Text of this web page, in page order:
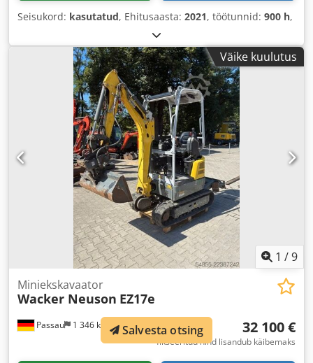
Seisukord: kasutatud, Ehitusaasta: 2021, töötunnid: 900 h,
Väike kuulutus
1 /9
Passau 1 346 km
Miniekskavaator
Wacker Neuson EZ17e
32 100 €
fikseeritud hind lisandub käibemaks
Salvesta otsing